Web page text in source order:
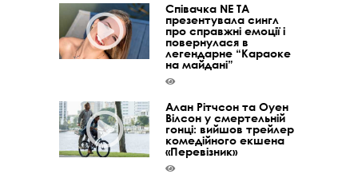
Співачка NE TA
презентувала сингл
про справжні емоції і
повернулася в
легендарне “Караоке
на майдані”
Алан Рітчсон та Оуен
Вілсон у смертельній
гонці: вийшов трейлер
комедійного екшена
«Перевізник»